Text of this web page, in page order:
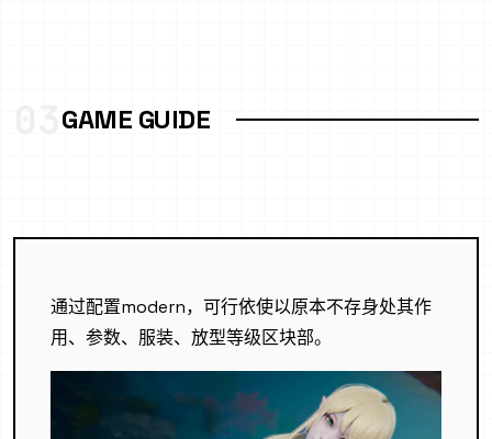
GAME GUIDE
通过配置modern，可行依使以原本不存身处其作
用、参数、服装、放型等级区块部。